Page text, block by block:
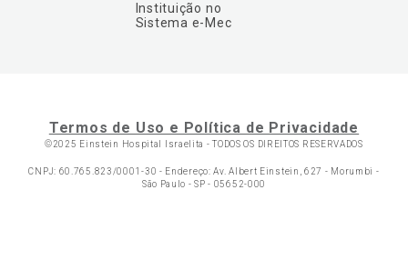
Instituição no
Sistema e-Mec
Termos de Uso e Política de Privacidade
©2025 Einstein Hospital Israelita -TODOS OS DIREITOS RESERVADOS
CNPJ: 60.765.823/0001-30 - Endereço: Av. Albert Einstein, 627 - Morumbi -
São Paulo - SP - 05652-000